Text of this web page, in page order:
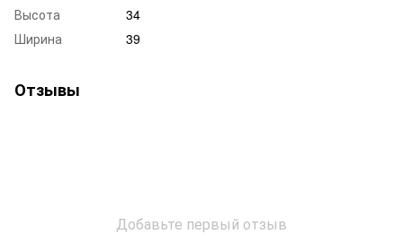
Высота
34
Ширина
39
Отзывы
Добавьте первый отзыв